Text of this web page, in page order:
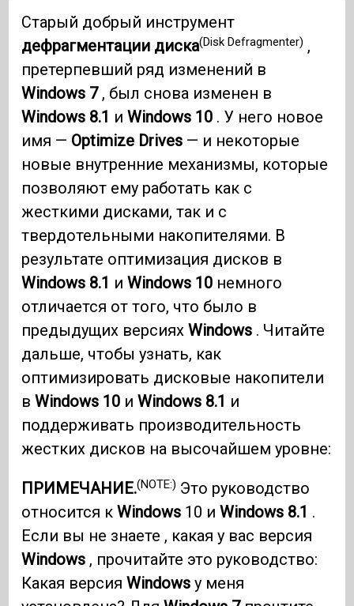
Старый добрый инструмент
дефрагментации диска(Disk Defragmenter) ,
претерпевший ряд изменений в
Windows 7, был снова изменен в
Windows 8.1 иWindows 10 . У него новое
имя — Optimize Drives — и некоторые
новые внутренние механизмы, которые
позволяют ему работать как с
жесткими дисками, так и с
твердотельными накопителями. В
результате оптимизация дисков в
Windows 8.1 иWindows 10 немного
отличается от того, что было в
предыдущих версияхWindows . Читайте
дальше, чтобы узнать, как
оптимизировать дисковые накопители
вWindows 10 иWindows 8.1 и
поддерживать производительность
жестких дисков на высочайшем уровне:
ПРИМЕЧАНИЕ.(NOTE:) Это руководство
относится кWindows 10 иWindows 8.1 .
Если вы не знаете , какая у вас версия
Windows , прочитайте это руководство:
Какая версияWindows у меня